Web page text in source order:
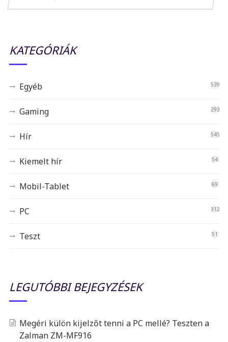
KATEGÓRIÁK
Egyéb 539
Gaming 293
Hír 545
Kiemelt hír 54
Mobil-Tablet 69
PC 312
Teszt 51
LEGUTÓBBI BEJEGYZÉSEK
Megéri külön kijelzőt tenni a PC mellé? Teszten a
Zalman ZM-MF916